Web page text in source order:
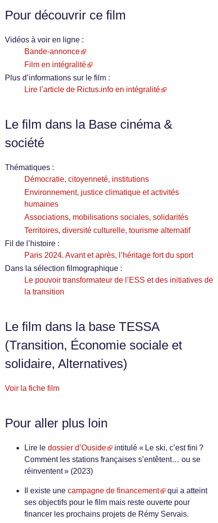
Pour découvrir ce film
Vidéos à voir en ligne :
Bande-annonce
Film en intégralité
Plus d’informations sur le film :
Lire l’article de Rictus.info en intégralité
Le film dans la Base cinéma &
société
Thématiques :
Démocratie, citoyenneté, institutions
Environnement, justice climatique et activités
humaines
Associations, mobilisations sociales, solidarités
Territoires, diversité culturelle, tourisme alternatif
Fil de l’histoire :
Paris 2024. Avant et après, l’héritage fort du sport
Dans la sélection filmographique :
Le pouvoir transformateur de l’ESS et des initiatives de
la transition
Le film dans la base TESSA
(Transition, Économie sociale et
solidaire, Alternatives)
Voir la fiche film
Pour aller plus loin
Lire le dossier d’Ouside
intitulé « Le ski, c’est fini ?
Comment les stations françaises s’entêtent… ou se
réinventent » (2023)
Il existe une campagne de financement
qui a atteint
ses objectifs pour le film mais reste ouverte pour
financer les prochains projets de Rémy Servais.